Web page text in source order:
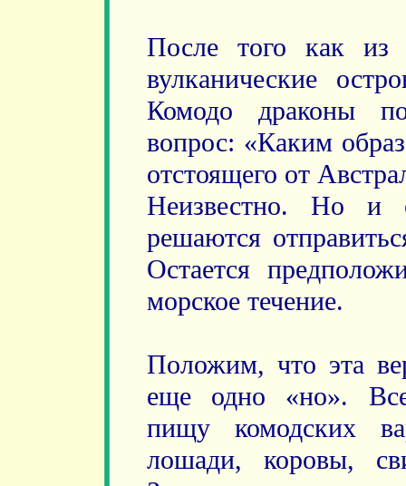
После того как из
вулканические
Комодо драконы
вопрос: «Каким
отстоящего от
Неизвестно. Но и
решаются
Остается
морское течение.
Положим, что эта
еще одно «но».
пищу комодских
лошади, коровы,